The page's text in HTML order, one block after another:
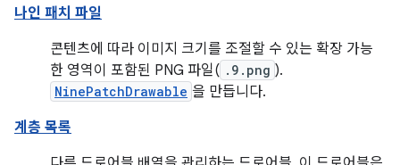
나인 패치 파일
콘텐츠에 따라 이미지 크기를 조절할 수 있는 확장 가능
한 영역이 포함된 PNG 파일( .9.png ).
NinePatchDrawable 을 만듭니다.
계층 목록